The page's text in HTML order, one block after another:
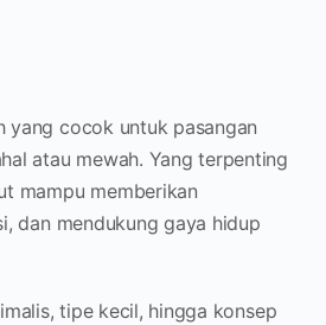
yang cocok untuk pasangan
atau mewah. Yang terpenting
mampu memberikan
dan mendukung gaya hidup
tipe kecil, hingga konsep